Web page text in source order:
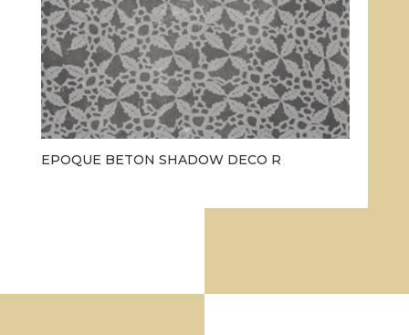
EPOQUE BETON SHADOW DECO R